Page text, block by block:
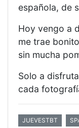
española, de
Hoy vengo a
me trae
sin mucha
Solo a
cada
JUEVESTBT